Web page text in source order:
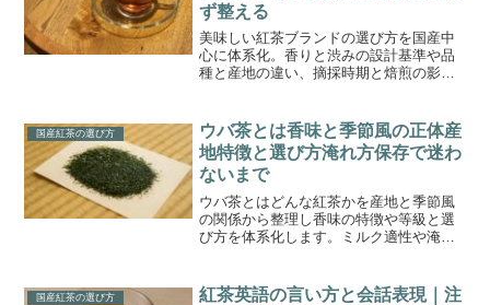
ず整える
美味しい紅茶ブランドの選び方を国産中
心に体系化。香りと渋みの設計基準や品
種と産地の違い、摘採時期と焙煎の影
形態の選択、ギフトで外さない要点まで
整理し、迷わず選べる視点を提供しま
す。
国産紅茶の選び方
ウバ茶とは香味と季節風の正体産
地特徴と選び方淹れ方保存で迷わ
ないまで
ウバ茶とはどんな紅茶かを産地と季節風
の関係から整理し香味の特徴や等級と選
び方を体系化します。ミルク適性や淹れ
国産紅茶の選び方
紅茶英語の言い方と会話表現｜注